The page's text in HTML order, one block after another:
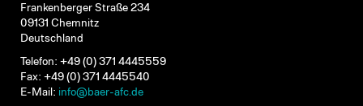
Frankenberger Straße 234
09131 Chemnitz
Deutschland
Telefon: +49 (0) 371 4445559
Fax: +49 (0) 371 4445540
E-Mail: info@baer-afc.de